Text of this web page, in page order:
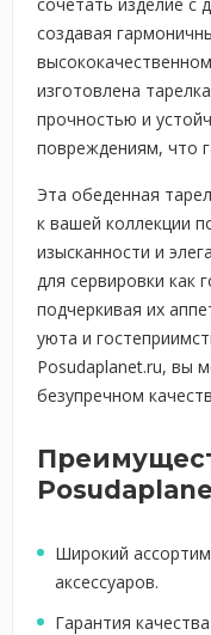
создавая
изготовлена
прочностью и
повреждениям, что
Эта обеденная
к вашей коллекции
изысканности и
для сервировки как
подчеркивая их
уюта и
Posudaplanet.ru, вы
безупречном
Широкий
аксессуаров.
Гарантия